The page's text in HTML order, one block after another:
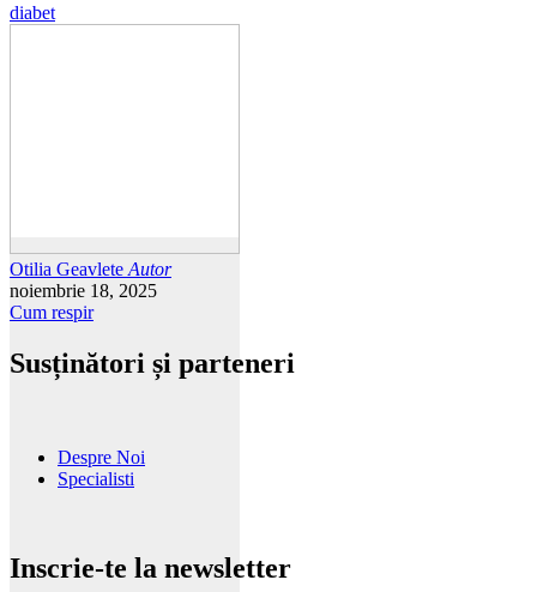
diabet
Otilia Geavlete Autor
noiembrie 18, 2025
Cum respir
Susținători și parteneri
Despre Noi
Specialisti
Inscrie-te la newsletter